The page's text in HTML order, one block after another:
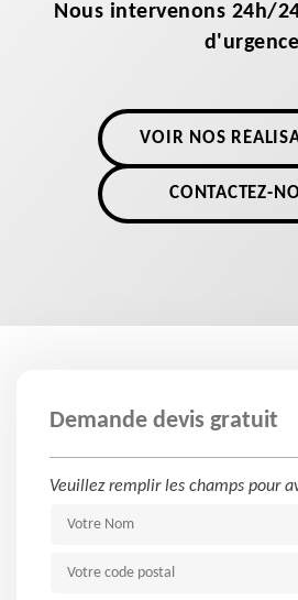
Nous intervenons 24h/
d'urgence
VOIR NOS
CONTACTEZ-
Demande devis gratuit
Veuillez remplir les champs pour